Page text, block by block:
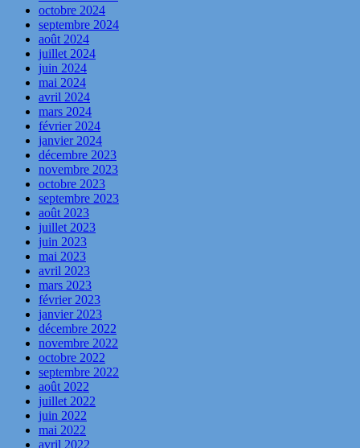
octobre 2024
septembre 2024
août 2024
juillet 2024
juin 2024
mai 2024
avril 2024
mars 2024
février 2024
janvier 2024
décembre 2023
novembre 2023
octobre 2023
septembre 2023
août 2023
juillet 2023
juin 2023
mai 2023
avril 2023
mars 2023
février 2023
janvier 2023
décembre 2022
novembre 2022
octobre 2022
septembre 2022
août 2022
juillet 2022
juin 2022
mai 2022
avril 2022